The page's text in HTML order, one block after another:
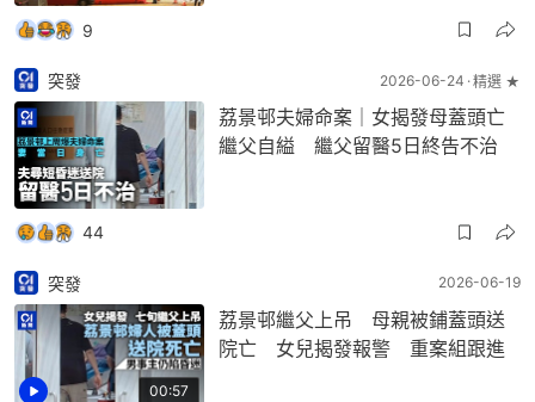
9
突發 2026-06-24 精選 ★
荔景邨夫婦命案｜女揭發母蓋頭亡
繼父自縊 繼父留醫5日終告不治
44
00:57
突發 2026-06-19
荔景邨繼父上吊 母親被鋪蓋頭送
院亡 女兒揭發報警 重案組跟進